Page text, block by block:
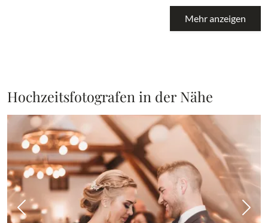
Mehr anzeigen
Hochzeitsfotografen in der Nähe
Vorheriges Bild